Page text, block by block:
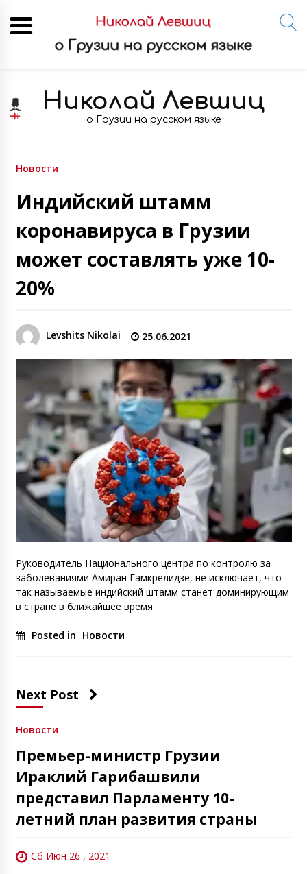
content
Николай Левшиц
о Грузии на русском языке
Новости
Индийский штамм
коронавируса в Грузии
может составлять уже 10-
20%
Levshits Nikolai 25.06.2021
Руководитель Национального центра по контролю за
заболеваниями Амиран Гамкрелидзе, не исключает, что
так называемые индийский штамм станет доминирующим
в стране в ближайшее время.
Posted in Новости
Next Post
Новости
Премьер-министр Грузии
Ираклий Гарибашвили
представил Парламенту 10-
летний план развития страны
Сб Июн 26 , 2021